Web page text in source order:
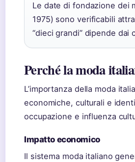
Le date di fondazione dei
1975) sono verificabili
“dieci grandi” dipende
Perché la moda
L’importanza della moda
economiche, culturali e
occupazione e influenza
Impatto economico
Il sistema moda italiano